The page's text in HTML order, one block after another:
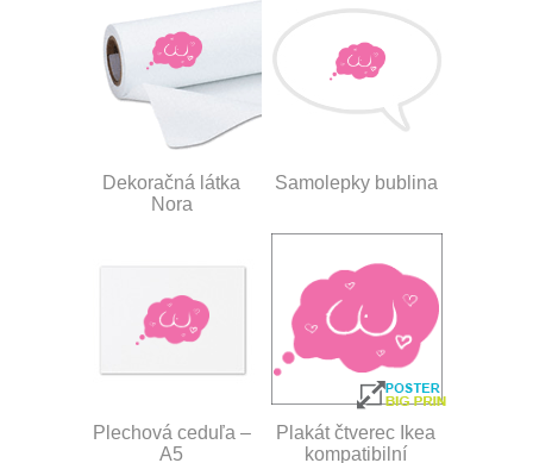
Dekoračná látka
Nora
Samolepky bublina
Plechová ceduľa –
A5
Plakát čtverec Ikea
kompatibilní